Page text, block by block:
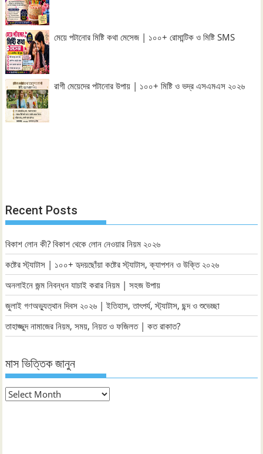
মেয়ে পটানোর মিষ্টি কথা মেসেজ | ১০০+ রোমান্টিক ও মিষ্টি SMS
রাগী মেয়েদের পটানোর উপায় | ১০০+ মিষ্টি ও ভদ্র এসএমএস ২০২৬
Recent Posts
বিকাশ লোন কী? বিকাশ থেকে লোন নেওয়ার নিয়ম ২০২৬
কষ্টের স্ট্যাটাস | ১০০+ হৃদয়ছোঁয়া কষ্টের স্ট্যাটাস, ক্যাপশন ও উক্তি ২০২৬
অনলাইনে জন্ম নিবন্ধন যাচাই করার নিয়ম | সহজ উপায়
জুলাই গণঅভ্যুত্থান দিবস ২০২৬ | ইতিহাস, তাৎপর্য, স্ট্যাটাস, ছন্দ ও শুভেচ্ছা
তাহাজ্জুদ নামাজের নিয়ম, সময়, নিয়ত ও ফজিলত | কত রাকাত?
মাস ভিত্তিক জানুন
মাস